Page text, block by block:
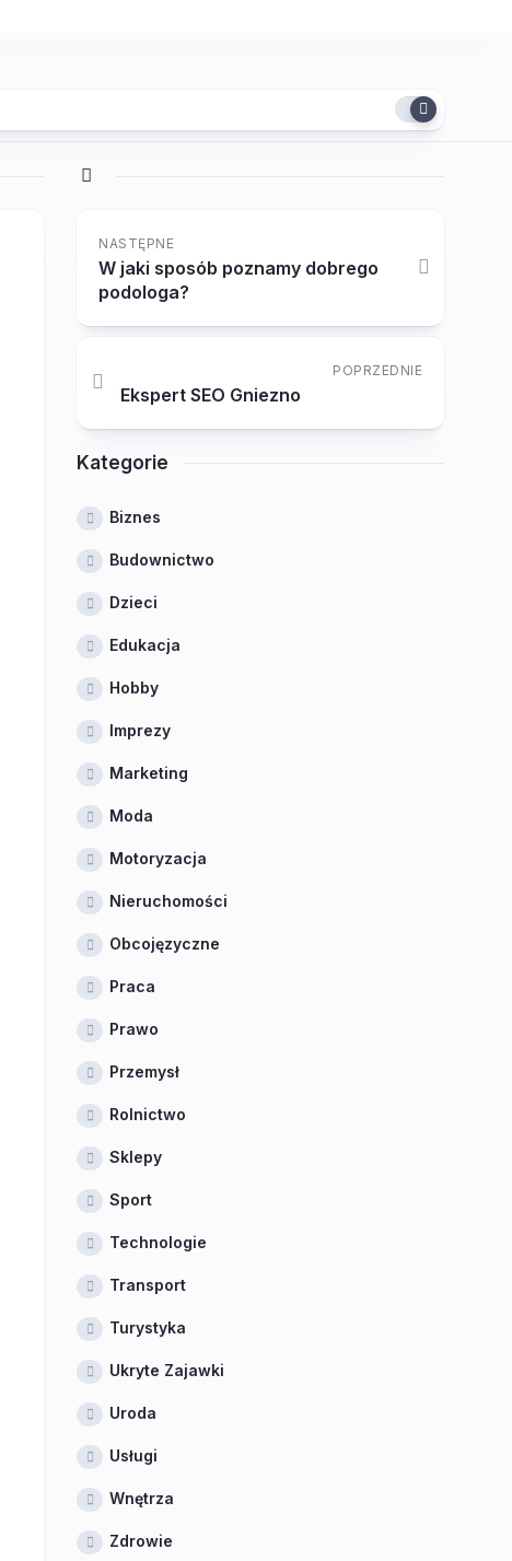
NASTĘPNE
W jaki sposób poznamy dobrego
podologa?
POPRZEDNIE
Ekspert SEO Gniezno
Kategorie
Biznes
Budownictwo
Dzieci
Edukacja
Hobby
Imprezy
Marketing
Moda
Motoryzacja
Nieruchomości
Obcojęzyczne
Praca
Prawo
Przemysł
Rolnictwo
Sklepy
Sport
Technologie
Transport
Turystyka
Ukryte Zajawki
Uroda
Usługi
Wnętrza
Zdrowie